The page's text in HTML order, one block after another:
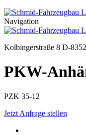
Navigation
Kolbingerstraße 8 D-
PKW-
PZK 35-12
Jetzt Anfrage stellen